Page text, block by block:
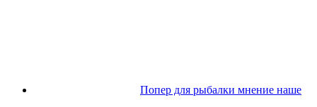
Попер для рыбалки мнение наше